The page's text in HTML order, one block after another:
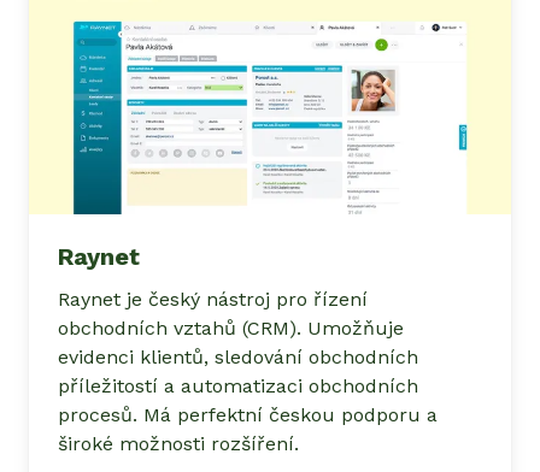
Raynet
Raynet je český nástroj pro řízení
obchodních vztahů (CRM). Umožňuje
evidenci klientů, sledování obchodních
příležitostí a automatizaci obchodních
procesů. Má perfektní českou podporu a
široké možnosti rozšíření.